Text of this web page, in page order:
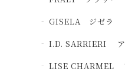
GISELA ジゼラ
I.D. SARRIERI ア
LISE CHARMEL